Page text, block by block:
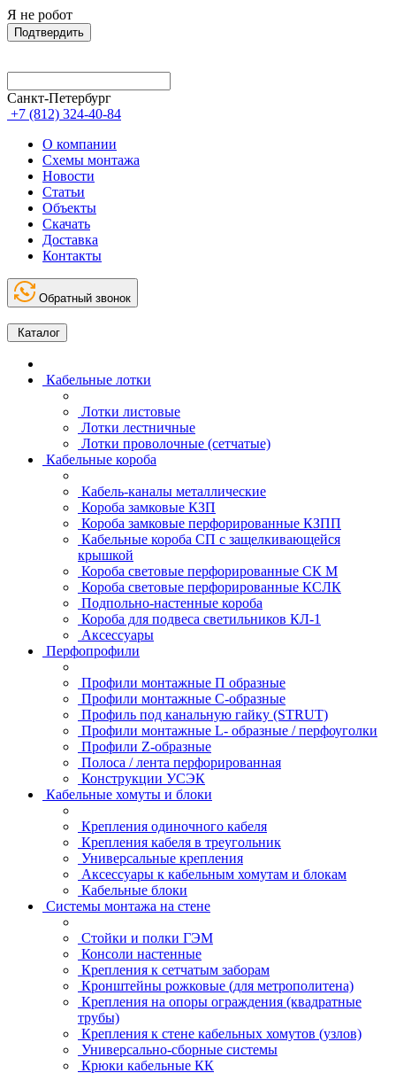
Я не робот
Подтвердить
Санкт-Петербург
+7 (812) 324-40-84
О компании
Схемы монтажа
Новости
Статьи
Объекты
Скачать
Доставка
Контакты
Обратный звонок
Каталог
Кабельные лотки
Лотки листовые
Лотки лестничные
Лотки проволочные (сетчатые)
Кабельные короба
Кабель-каналы металлические
Короба замковые КЗП
Короба замковые перфорированные КЗПП
Кабельные короба СП с защелкивающейся
крышкой
Короба световые перфорированные СК М
Короба световые перфорированные КСЛК
Подпольно-настенные короба
Короба для подвеса светильников КЛ-1
Аксессуары
Перфопрофили
Профили монтажные П образные
Профили монтажные C-образные
Профиль под канальную гайку (STRUT)
Профили монтажные L- образные / перфоуголки
Профили Z-образные
Полоса / лента перфорированная
Конструкции УСЭК
Кабельные хомуты и блоки
Крепления одиночного кабеля
Крепления кабеля в треугольник
Универсальные крепления
Аксессуары к кабельным хомутам и блокам
Кабельные блоки
Системы монтажа на стене
Стойки и полки ГЭМ
Консоли настенные
Крепления к сетчатым заборам
Кронштейны рожковые (для метрополитена)
Крепления на опоры ограждения (квадратные
трубы)
Крепления к стене кабельных хомутов (узлов)
Универсально-сборные системы
Крюки кабельные КК